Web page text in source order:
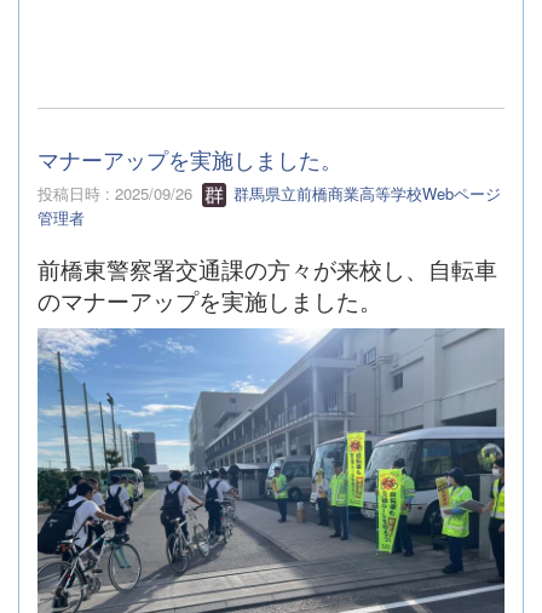
マナーアップを実施しました。
投稿日時 : 2025/09/26
群馬県立前橋商業高等学校Webページ
管理者
前橋東警察署交通課の方々が来校し、自転車
のマナーアップを実施しました。